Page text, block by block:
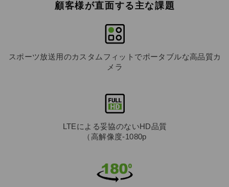
顧客様が直面する主な課題
スポーツ放送用のカスタムフィットでポータブルな高品質カ
メラ
LTEによる妥協のないHD品質
（高解像度-1080p